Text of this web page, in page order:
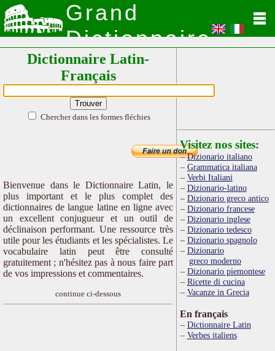
Grand
Dictionnaire
Latin
Dictionnaire Latin-
Français
Chercher dans les formes fléchies
Bienvenue dans le Dictionnaire Latin, le
plus important et le plus complet des
dictionnaires de langue latine en ligne avec
un excellent conjugueur et un outil de
déclinaison performant. Une ressource très
utile pour les étudiants et les spécialistes. Le
vocabulaire latin peut être consulté
gratuitement ; n'hésitez pas à nous faire part
de vos impressions et commentaires.
continue ci-dessous
Visitez nos sites:
Dizionario italiano
Grammatica italiana
Verbi Italiani
Dizionario-latino
Dizionario greco antico
Dizionario francese
Dizionario inglese
Dizionario tedesco
Dizionario spagnolo
Dizionario
greco moderno
Dizionario piemontese
Ricette di cucina
Vacanze in Grecia
En français
Dictionnaire Latin
Verbes italiens